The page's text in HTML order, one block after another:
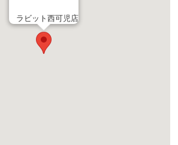
ラビット西可児店